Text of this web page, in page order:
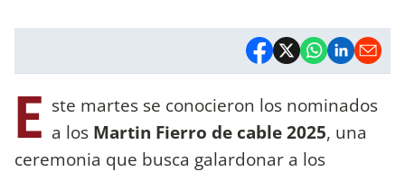
E ste martes se conocieron los nominados
a los Martin Fierro de cable 2025, una
ceremonia que busca galardonar a los